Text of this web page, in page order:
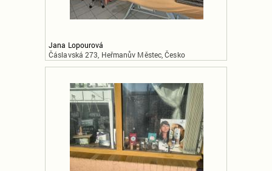
Jana Lopourová
Čáslavská 273, Heřmanův Městec, Česko